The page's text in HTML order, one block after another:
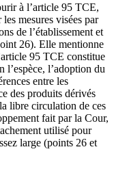
à l’article 95 TCE,
mesures visées par
de l’établissement et
26). Elle mentionne
95 TCE constitue
l’espèce, l’adoption du
entre les
des produits dérivés
libre circulation de ces
fait par la Cour,
utilisé pour
large (points 26 et